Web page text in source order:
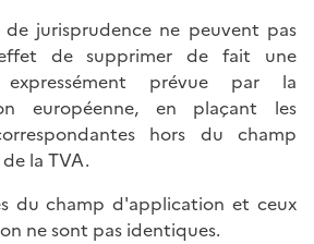
de jurisprudence ne peuvent pas
de supprimer de fait une
expressément prévue par la
européenne, en plaçant les
hors du champ
la TVA.
du champ d'application et ceux
ne sont pas identiques.